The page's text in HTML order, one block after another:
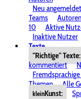
Neu angemeldet
Teams
10
Aktive
Inaktive Nutzer
Texte
"Richtige" Texte:
kommentiert
Themen
Alle
kleinKunst: